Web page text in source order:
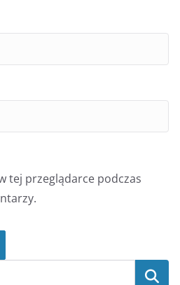
tej przeglądarce podczas
Szukaj